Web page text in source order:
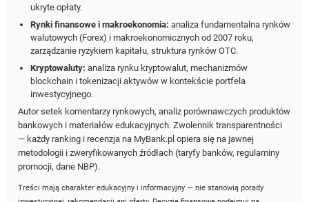
ukryte opłaty.
Rynki finansowe i makroekonomia: analiza fundamentalna rynków
walutowych (Forex) i makroekonomicznych od 2007 roku,
zarządzanie ryzykiem kapitału, struktura rynków OTC.
Kryptowaluty: analiza rynku kryptowalut, mechanizmów
blockchain i tokenizacji aktywów w kontekście portfela
inwestycyjnego.
Autor setek komentarzy rynkowych, analiz porównawczych produktów
bankowych i materiałów edukacyjnych. Zwolennik transparentności
— każdy ranking i recenzja na MyBank.pl opiera się na jawnej
metodologii i zweryfikowanych źródłach (taryfy banków, regulaminy
promocji, dane NBP).
Treści mają charakter edukacyjny i informacyjny — nie stanowią porady